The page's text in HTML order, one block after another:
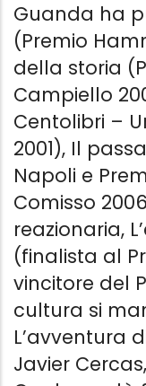
Guanda ha
(Premio
della storia
Campiello
Centolibri –
2001), Il
Napoli e
Comisso
reazionaria,
(finalista al
vincitore del
cultura si
L’avventura
Javier
LA CULTURA SI
Bruno Arpaia Pietro
Guanda
From 8,99 €